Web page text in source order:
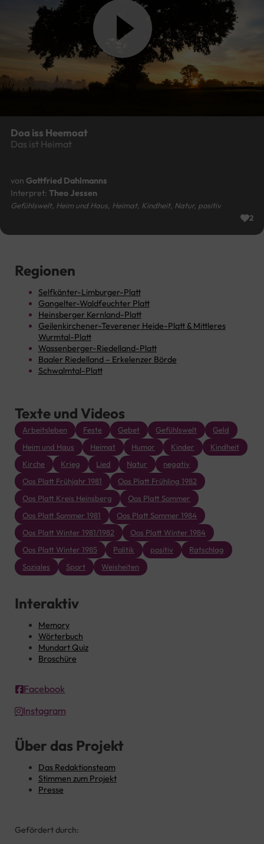
Doa iss Heemoat
Das ist Heimat
vonGottfried Dahlmanns
Interpret:Theo Jessen
Gefühlswelt, Heim und Haus, Heimat, Kindheit, Natur, positiv
2
Regionen
Selfkänter-Limburger-Platt
Gangelter-Waldfeuchter Platt
Heinsberger Kernland-Platt
Geilenkirchener-Teverener Heide-Platt & Mittleres
Wurmtal-Platt
Wassenberger-Riedelland-Platt
Baaler Riedelland – Erkelenzer Börde
Schwalmtal-Platt
Texte und Videos
Arbeitsleben Feste Gebet Gefühlswelt
Geld
Heim und Haus
Heimat Humor Kinder
Kindheit
Kirche
Krieg Lied Natur
negativ
Oos Platt Frühjahr 1981
Oos Platt Frühling 1982
Oos Platt Kreis Heinsberg
Oos Platt Sommer
Oos Platt Sommer 1981
Oos Platt Sommer 1984
Oos Platt Winter 1981/1982
Oos Platt Winter 1984
Oos Platt Winter 1985
Politik positiv
Ratschlag
Soziales
Sport Weisheiten
Interaktiv
Memory
Wörterbuch
Mundart Quiz
Broschüre
Facebook
Instagram
Über das Projekt
Das Redaktionsteam
Stimmen zum Projekt
Presse
Gefördert durch: